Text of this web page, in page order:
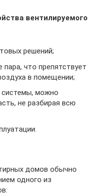
вентилируемого
решений;
что препятствует
в помещении;
системы, можно
не разбирая всю
домов обычно
одного из